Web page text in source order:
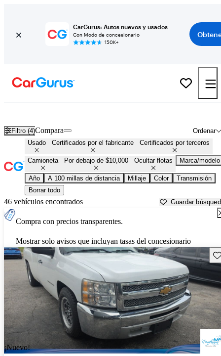
CarGurus: Autos nuevos y usados
Con Modo de concesionario
150K+
Filtro (4) Ordenar
Compara
Usado Certificados por el fabricante Certificados por terceros
Camioneta Por debajo de $10,000 Ocultar flotas Marca/modelo
Año A 100 millas de distancia Millaje Color
Transmisión
Borrar todo
46 vehículos encontrados Guardar
Compra con precios transparentes.
Mostrar solo avisos que incluyan tasas del concesionario
¡Nuevo!